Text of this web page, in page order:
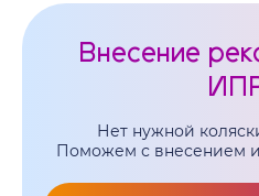
Внесение
Нет нужной
Поможем с внесением